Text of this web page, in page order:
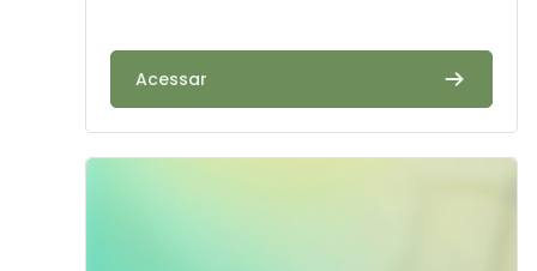
Acessar
Imagem do curso" Racismo, Machismo e